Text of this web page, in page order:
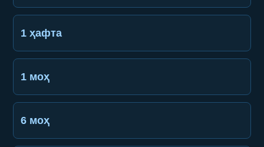
1 ҳафта
1 моҳ
6 моҳ